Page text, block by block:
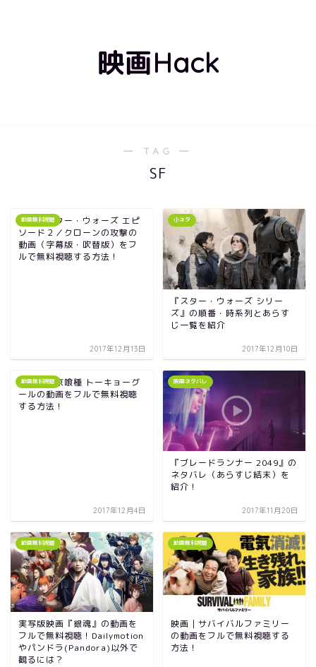
映画Hack
― TAG ―
SF
動画無料視聴
映画｜スター・ウォーズ エピ
ソード２／クローンの攻撃の
動画（字幕版・吹替版）をフ
ルで無料視聴する方法！
2017年12月13日
小ネタ
『スター・ウォーズ シリー
ズ』の順番・時系列とあらす
じ一覧を紹介
2017年12月10日
動画無料視聴
映画｜東京喰種 トーキョーグ
ールの動画をフルで無料視聴
する方法！
2017年12月4日
映画ネタバレ
『ブレードランナー 2049』の
ネタバレ（あらすじ結末）を
紹介！
2017年11月20日
動画無料視聴
実写版映画『銀魂』の動画を
フルで無料視聴！Dailymotion
やパンドラ(Pandora)以外で
観るには？
動画無料視聴
映画｜サバイバルファミリー
の動画をフルで無料視聴する
方法！